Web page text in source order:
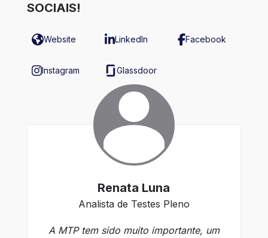
SOCIAIS!
Website LinkedIn Facebook
Instagram Glassdoor
Renata Luna
Analista de Testes Pleno
A MTP tem sido muito importante, um